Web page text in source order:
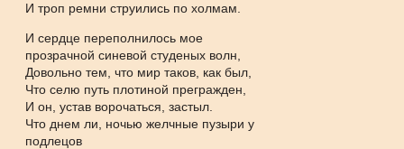
И троп ремни струились по холмам.
И сердце переполнилось мое
прозрачной синевой студеных волн,
Довольно тем, что мир таков, как был,
Что селю путь плотиной прегражден,
И он, устав ворочаться, застыл.
Что днем ли, ночью желчные пузыри у
подлецов